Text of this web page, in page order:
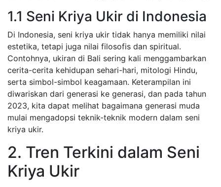
1.1 Seni Kriya Ukir di Indonesia
Di Indonesia, seni kriya ukir tidak hanya memiliki nilai
estetika, tetapi juga nilai filosofis dan spiritual.
Contohnya, ukiran di Bali sering kali menggambarkan
cerita-cerita kehidupan sehari-hari, mitologi Hindu,
serta simbol-simbol keagamaan. Keterampilan ini
diwariskan dari generasi ke generasi, dan pada tahun
2023, kita dapat melihat bagaimana generasi muda
mulai mengadopsi teknik-teknik modern dalam seni
kriya ukir.
2. Tren Terkini dalam Seni
Kriya Ukir